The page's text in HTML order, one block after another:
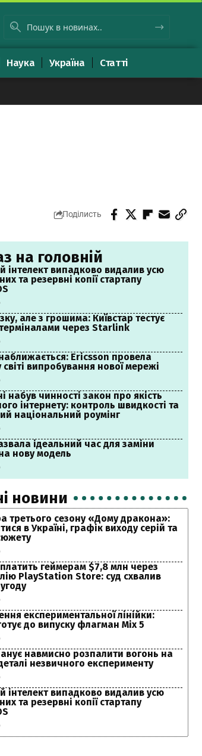
Наука Україна Статті
Поділисть
на головній
інтелект випадково видалив усю
та резервні копії стартапу
але з грошима: Київстар тестує
через Starlink
Ericsson провела
випробування нової мережі
набув чинності закон про якість
інтернету: контроль швидкості та
національний роумінг
ідеальний час для заміни
нову модель
новини
третього сезону «Дому дракона»:
в Україні, графік виходу серій та
геймерам $7,8 млн через
PlayStation Store: суд схвалив
експериментальної лінійки:
до випуску флагман Mix 5
навмисно розпалити вогонь на
незвичного експерименту
інтелект випадково видалив усю
та резервні копії стартапу